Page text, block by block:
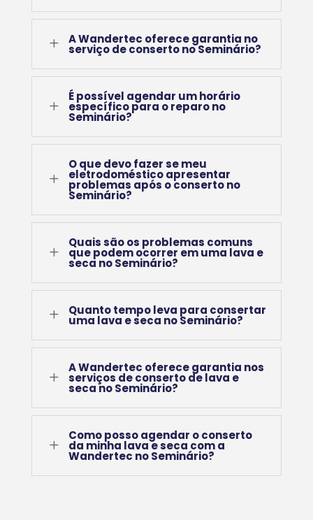
L A Wandertec oferece garantia no
serviço de conserto no Seminário?
L
É possível agendar um horário
específico para o reparo no
Seminário?
L
O que devo fazer se meu
eletrodoméstico apresentar
problemas após o conserto no
Seminário?
L
Quais são os problemas comuns
que podem ocorrer em uma lava e
seca no Seminário?
L Quanto tempo leva para consertar
uma lava e seca no Seminário?
L
A Wandertec oferece garantia nos
serviços de conserto de lava e
seca no Seminário?
L
Como posso agendar o conserto
da minha lava e seca com a
Wandertec no Seminário?